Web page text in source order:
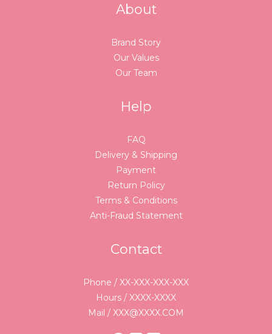
About
Brand Story
Our Values
Our Team
Help
FAQ
Delivery & Shipping
Payment
Return Policy
Terms & Conditions
Anti-Fraud Statement
Contact
Phone / XX-XXX-XXX-XXX
Hours / XXXX-XXXX
Mail / XXX@XXXX.COM